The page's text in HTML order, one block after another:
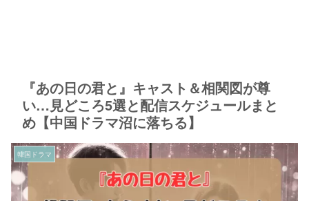
『あの日の君と』キャスト＆相関図が尊
い…見どころ5選と配信スケジュールまと
め【中国ドラマ沼に落ちる】
韓国ドラマ